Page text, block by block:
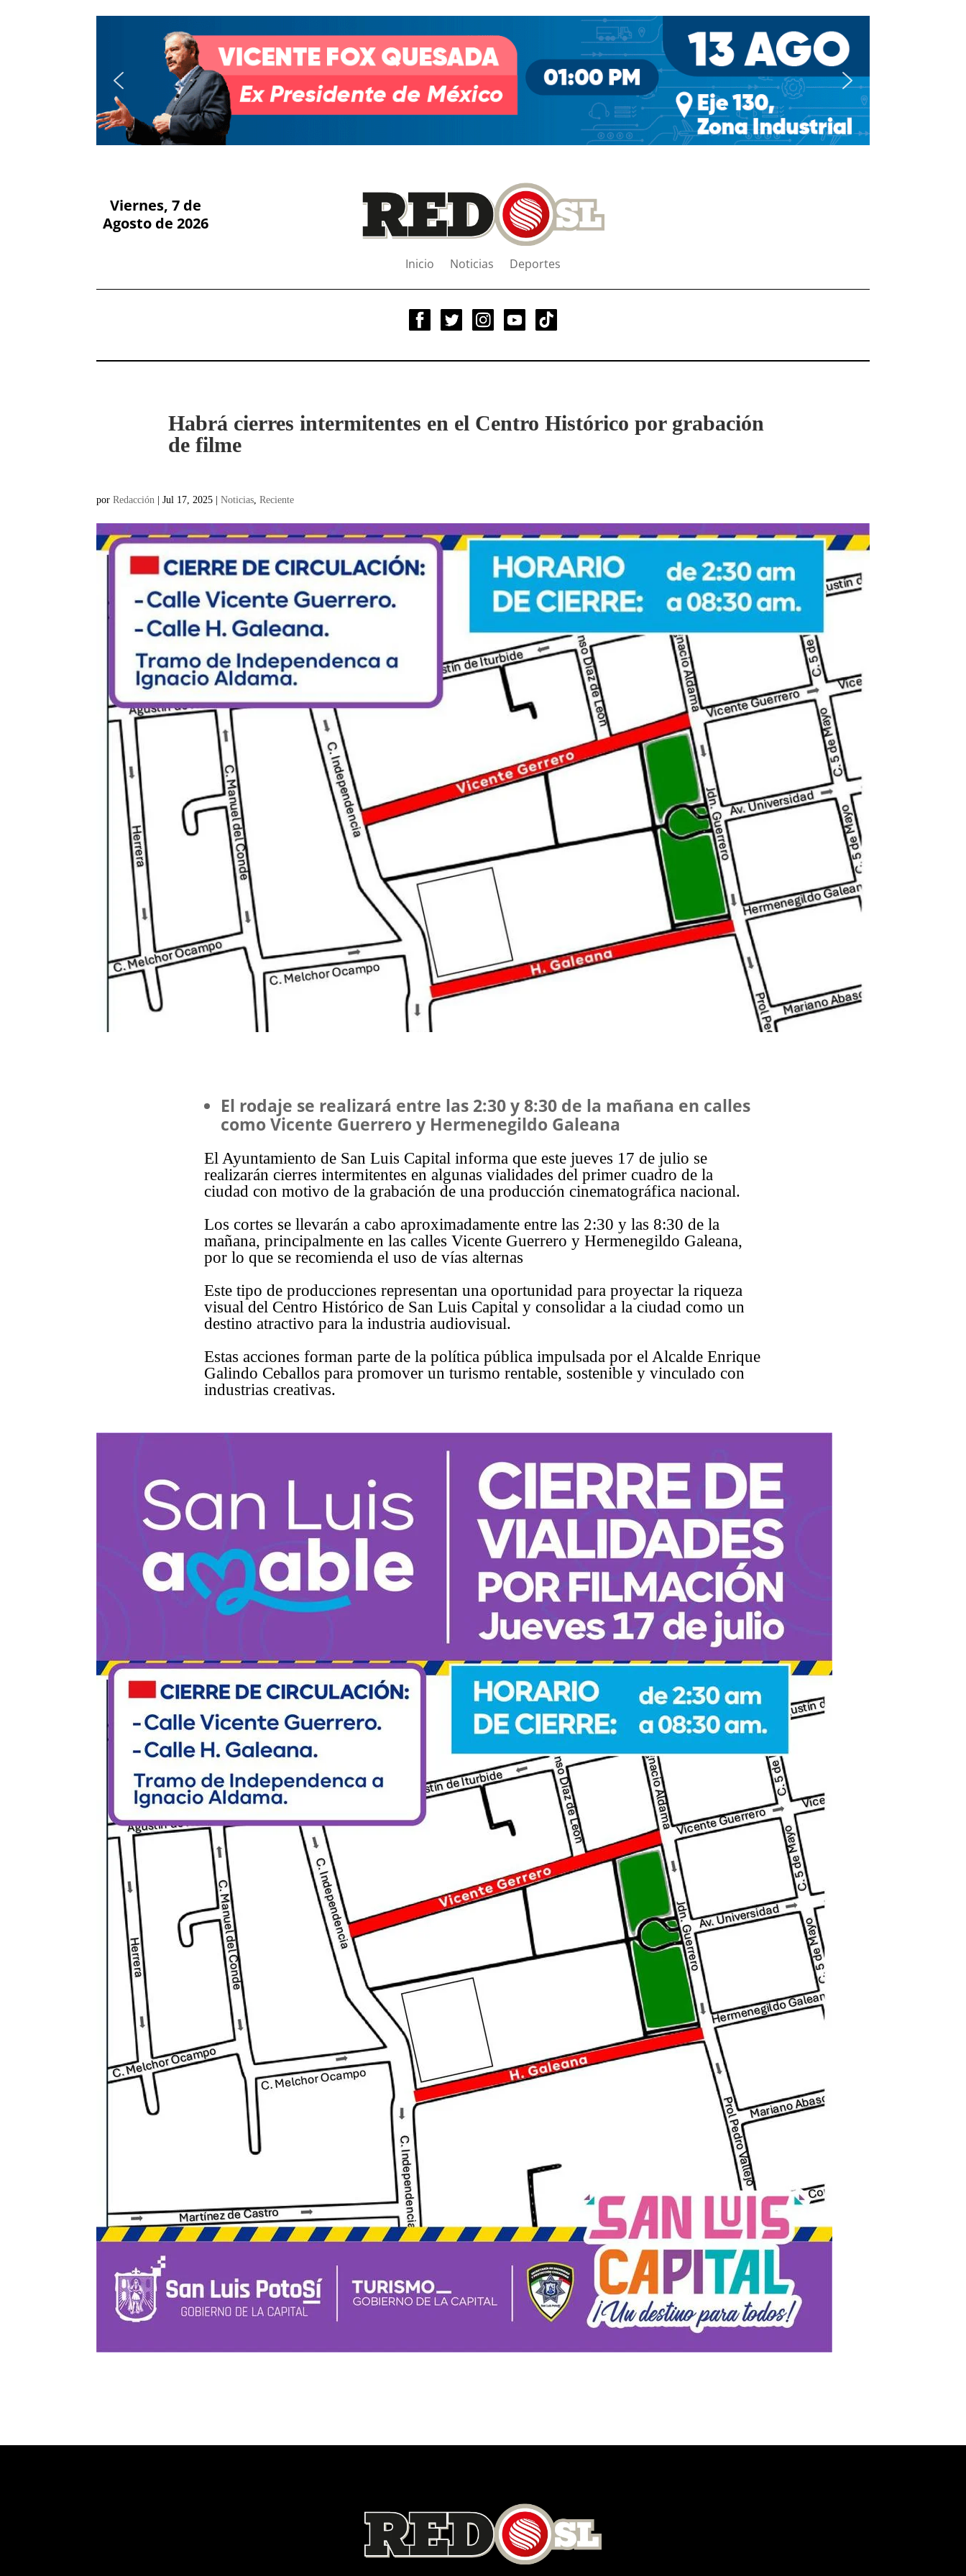
Viernes, 7 de
Agosto de 2026
Inicio Noticias Deportes
Habrá cierres intermitentes en el Centro Histórico por grabación
de filme
porRedacción |Jul 17, 2025 |Noticias ,Reciente
El rodaje se realizará entre las 2:30 y 8:30 de la mañana en calles
como Vicente Guerrero y Hermenegildo Galeana
El Ayuntamiento de San Luis Capital informa que este jueves 17 de julio se
realizarán cierres intermitentes en algunas vialidades del primer cuadro de la
ciudad con motivo de la grabación de una producción cinematográfica nacional.
Los cortes se llevarán a cabo aproximadamente entre las 2:30 y las 8:30 de la
mañana, principalmente en las calles Vicente Guerrero y Hermenegildo Galeana,
por lo que se recomienda el uso de vías alternas
Este tipo de producciones representan una oportunidad para proyectar la riqueza
visual del Centro Histórico de San Luis Capital y consolidar a la ciudad como un
destino atractivo para la industria audiovisual.
Estas acciones forman parte de la política pública impulsada por el Alcalde Enrique
Galindo Ceballos para promover un turismo rentable, sostenible y vinculado con
industrias creativas.